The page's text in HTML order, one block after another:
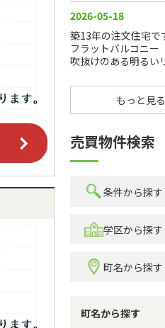
もっと見る
売買物件検索
条件から探す
学区から探す
町名から探す
町名から探す